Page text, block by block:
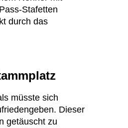
Stafetten
durch das
müsste sich
Dieser
getäuscht zu